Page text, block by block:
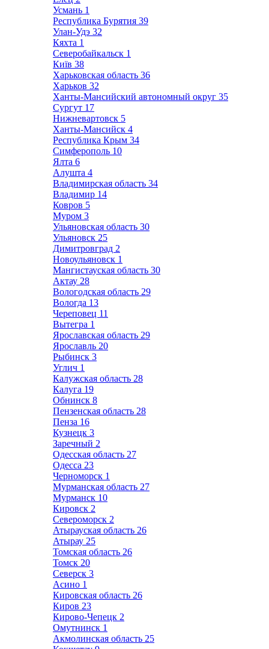
Усмань 1
Республика Бурятия 39
Улан-Удэ 32
Кяхта 1
Северобайкальск 1
Київ 38
Харьковская область 36
Харьков 32
Ханты-Мансийский автономный округ 35
Сургут 17
Нижневартовск 5
Ханты-Мансийск 4
Республика Крым 34
Симферополь 10
Ялта 6
Алушта 4
Владимирская область 34
Владимир 14
Ковров 5
Муром 3
Ульяновская область 30
Ульяновск 25
Димитровград 2
Новоульяновск 1
Мангистауская область 30
Актау 28
Вологодская область 29
Вологда 13
Череповец 11
Вытегра 1
Ярославская область 29
Ярославль 20
Рыбинск 3
Углич 1
Калужская область 28
Калуга 19
Обнинск 8
Пензенская область 28
Пенза 16
Кузнецк 3
Заречный 2
Одесская область 27
Одесса 23
Черноморск 1
Мурманская область 27
Мурманск 10
Кировск 2
Североморск 2
Атырауская область 26
Атырау 25
Томская область 26
Томск 20
Северск 3
Асино 1
Кировская область 26
Киров 23
Кирово-Чепецк 2
Омутнинск 1
Акмолинская область 25